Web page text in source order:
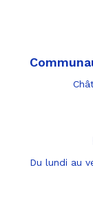
Du lundi au